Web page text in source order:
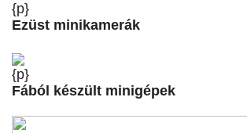
{p}
Ezüst minikamerák
{p}
Fából készült minigépek